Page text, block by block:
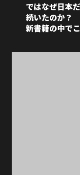
ではなぜ日本
続いたのか？
新書籍の中で